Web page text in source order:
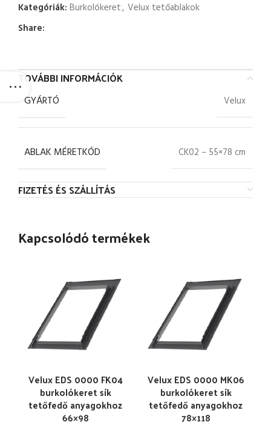
Kategóriák: Burkolókeret, Velux tetőablakok
Share:
TOVÁBBI INFORMÁCIÓK
GYÁRTÓ Velux
ABLAK MÉRETKÓD CK02 – 55×78 cm
FIZETÉS ÉS SZÁLLÍTÁS
Kapcsolódó termékek
Velux EDS 0000 FK04
burkolókeret sík
tetőfedő anyagokhoz
66×98
Velux EDS 0000 MK06
burkolókeret sík
tetőfedő anyagokhoz
78×118